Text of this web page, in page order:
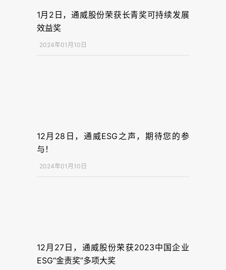
1月2日，通威股份荣获长青奖可持续发展
效益奖
2024年01月10日
12月28日，通威ESG之声，期待您的参
与！
2024年01月10日
12月27日，通威股份荣获2023中国企业
ESG“金责奖”多项大奖